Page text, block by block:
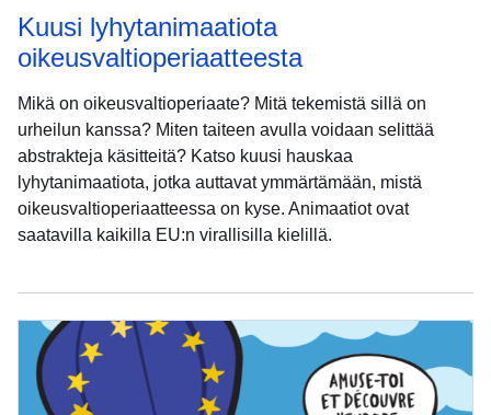
Kuusi lyhytanimaatiota
oikeusvaltioperiaatteesta
Mikä on oikeusvaltioperiaate? Mitä tekemistä sillä on
urheilun kanssa? Miten taiteen avulla voidaan selittää
abstrakteja käsitteitä? Katso kuusi hauskaa
lyhytanimaatiota, jotka auttavat ymmärtämään, mistä
oikeusvaltioperiaatteessa on kyse. Animaatiot ovat
saatavilla kaikilla EU:n virallisilla kielillä.